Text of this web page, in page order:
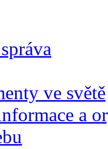
ve světě
a